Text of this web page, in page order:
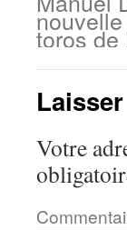
toros de
Votre